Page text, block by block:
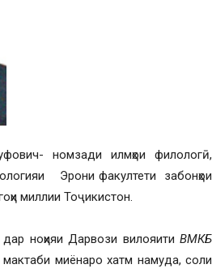
номзади илмҳои филологӣ,
Эрони факултети забонҳои
миллии Тоҷикистон.
ноҳияи Дарвози вилояити ВМКБ
миёнаро хатм намуда, соли